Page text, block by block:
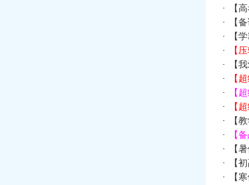
·
【
·
【
·
【
·
【
·
【
·
【
·
【
·
【
·
【
·
【
·
【
·
【
·
【